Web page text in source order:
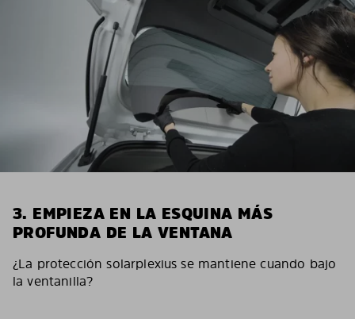
3. EMPIEZA EN LA ESQUINA MÁS
PROFUNDA DE LA VENTANA
¿La protección solarplexius se mantiene cuando bajo
la ventanilla?